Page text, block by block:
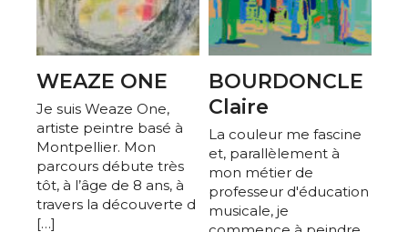
WEAZE ONE
Je suis Weaze One,
artiste peintre basé à
Montpellier. Mon
parcours débute très
tôt, à l’âge de 8 ans, à
travers la découverte d
[…]
BOURDONCLE
Claire
La couleur me fascine
et, parallèlement à
mon métier de
professeur d'éducation
musicale, je